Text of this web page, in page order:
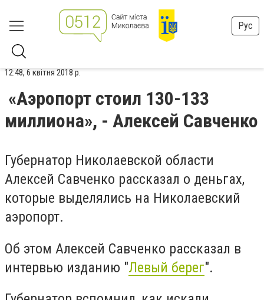
Рус
12:48, 6 квітня 2018 р.
«Аэропорт стоил 130-133
миллиона», - Алексей Савченко
Губернатор Николаевской области
Алексей Савченко рассказал о деньгах,
которые выделялись на Николаевский
аэропорт.
Об этом Алексей Савченко рассказал в
интервью изданию "Левый берег".